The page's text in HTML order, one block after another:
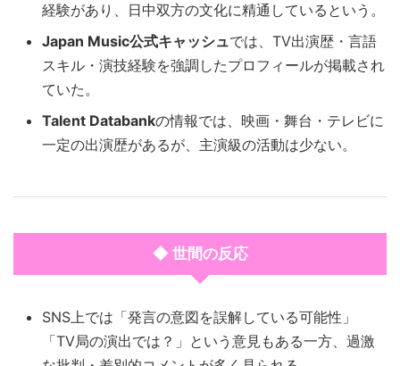
経験があり、日中双方の文化に精通しているという。
Japan Music公式キャッシュでは、TV出演歴・言語
スキル・演技経験を強調したプロフィールが掲載され
ていた。
Talent Databankの情報では、映画・舞台・テレビに
一定の出演歴があるが、主演級の活動は少ない。
◆ 世間の反応
SNS上では「発言の意図を誤解している可能性」
「TV局の演出では？」という意見もある一方、過激